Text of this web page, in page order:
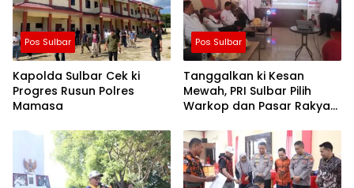
Pos Sulbar
Kapolda Sulbar Cek ki
Progres Rusun Polres
Mamasa
Pos Sulbar
Tanggalkan ki Kesan
Mewah, PRI Sulbar Pilih
Warkop dan Pasar Rakyat